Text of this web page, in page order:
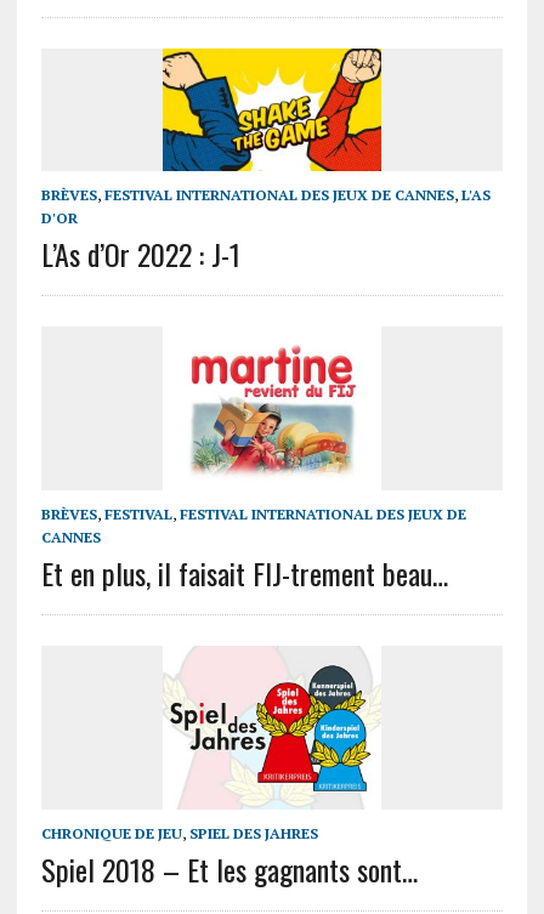
BRÈVES, FESTIVAL INTERNATIONAL DES JEUX DE CANNES, L'AS
D'OR
L’As d’Or 2022 : J-1
BRÈVES, FESTIVAL, FESTIVAL INTERNATIONAL DES JEUX DE
CANNES
Et en plus, il faisait FIJ-trement beau…
CHRONIQUE DE JEU, SPIEL DES JAHRES
Spiel 2018 – Et les gagnants sont…